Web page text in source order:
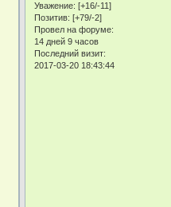
Уважение: [+16/-11]
Позитив: [+79/-2]
Провел на форуме:
14 дней 9 часов
Последний визит:
2017-03-20 18:43:44